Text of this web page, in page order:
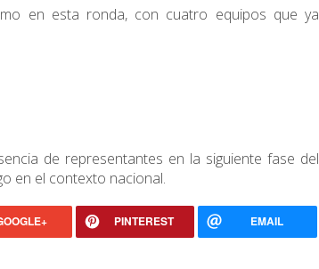
en esta ronda, con cuatro equipos que ya
de representantes en la siguiente fase del
en el contexto nacional.
PINTEREST EMAIL